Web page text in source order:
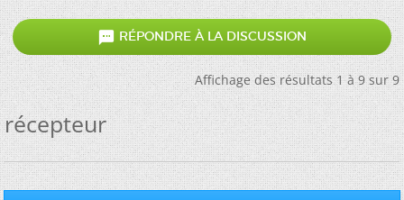
 RÉPONDRE À LA DISCUSSION
Affichage des résultats 1 à 9 sur 9
récepteur